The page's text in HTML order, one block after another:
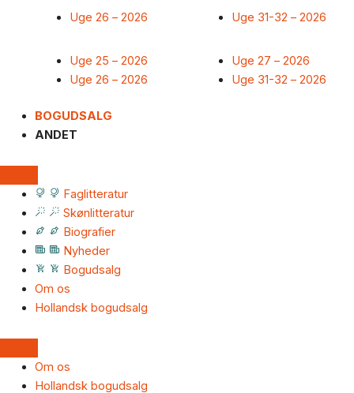
Uge 26 – 2026 Uge 31-32 – 2026
Uge 25 – 2026
Uge 26 – 2026
Uge 27 – 2026
Uge 31-32 – 2026
BOGUDSALG
ANDET
Faglitteratur
Skønlitteratur
Biografier
Nyheder
Bogudsalg
Om os
Hollandsk bogudsalg
Om os
Hollandsk bogudsalg